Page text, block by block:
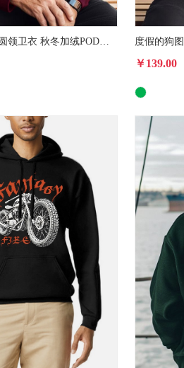
凶猛的熊图案印花圆领卫衣 秋冬加绒POD跨境专供男女款休闲运动衫
￥139.00